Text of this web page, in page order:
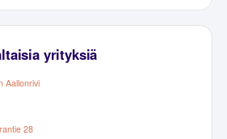
yrityksiä
Aallonrivi
28